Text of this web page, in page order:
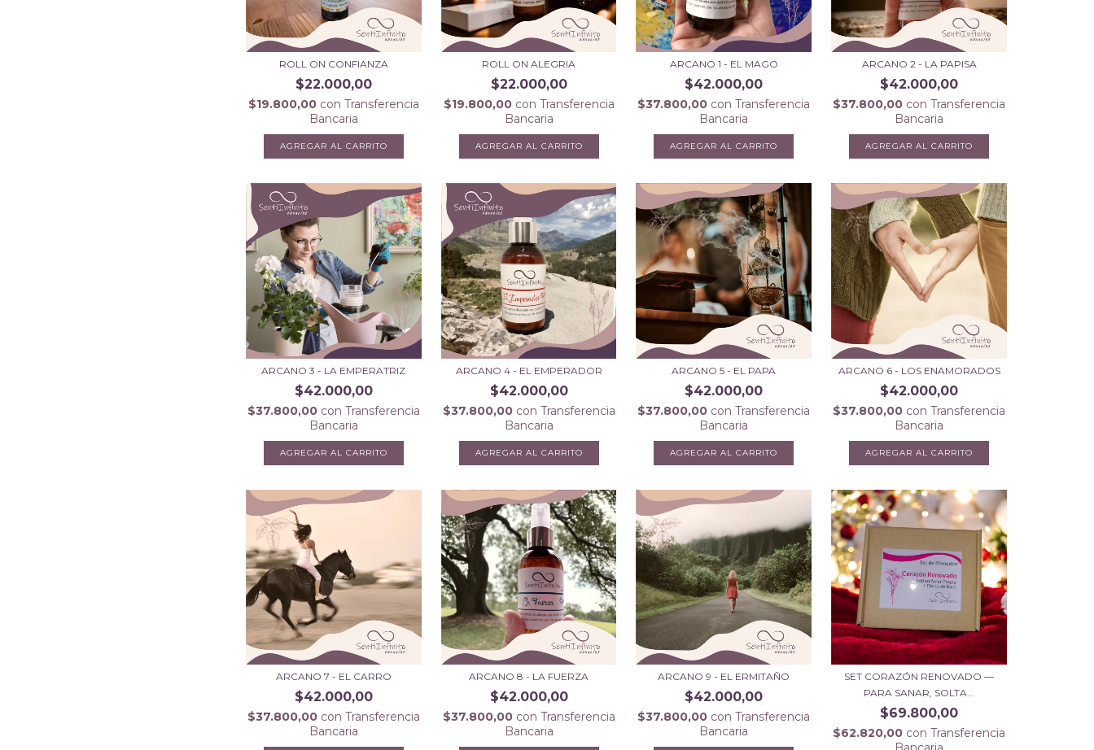
ROLL ON CONFIANZA
$22.000,00
$19.800,00 con Transferencia
Bancaria
AGREGAR AL CARRITO
ROLL ON ALEGRIA
$22.000,00
$19.800,00 con Transferencia
Bancaria
AGREGAR AL CARRITO
ARCANO 1 - EL MAGO
$42.000,00
$37.800,00 con Transferencia
Bancaria
ARCANO 2 - LA PAPISA
$42.000,00
$37.800,00 con Transferencia
Bancaria
ARCANO 3 - LA EMPERATRIZ
$42.000,00
$37.800,00 con Transferencia
Bancaria
ARCANO 4 - EL EMPERADOR
$42.000,00
$37.800,00 con Transferencia
Bancaria
ARCANO 5 - EL PAPA
$42.000,00
$37.800,00 con Transferencia
Bancaria
ARCANO 6 - LOS ENAMORADOS
$42.000,00
$37.800,00 con Transferencia
Bancaria
ARCANO 7 - EL CARRO
$42.000,00
$37.800,00 con Transferencia
Bancaria
ARCANO 8 - LA FUERZA
$42.000,00
$37.800,00 con Transferencia
Bancaria
ARCANO 9 - EL ERMITAÑO
$42.000,00
$37.800,00 con Transferencia
Bancaria
SET CORAZÓN RENOVADO —
PARA SANAR, SOLTA...
$69.800,00
$62.820,00 con Transferencia